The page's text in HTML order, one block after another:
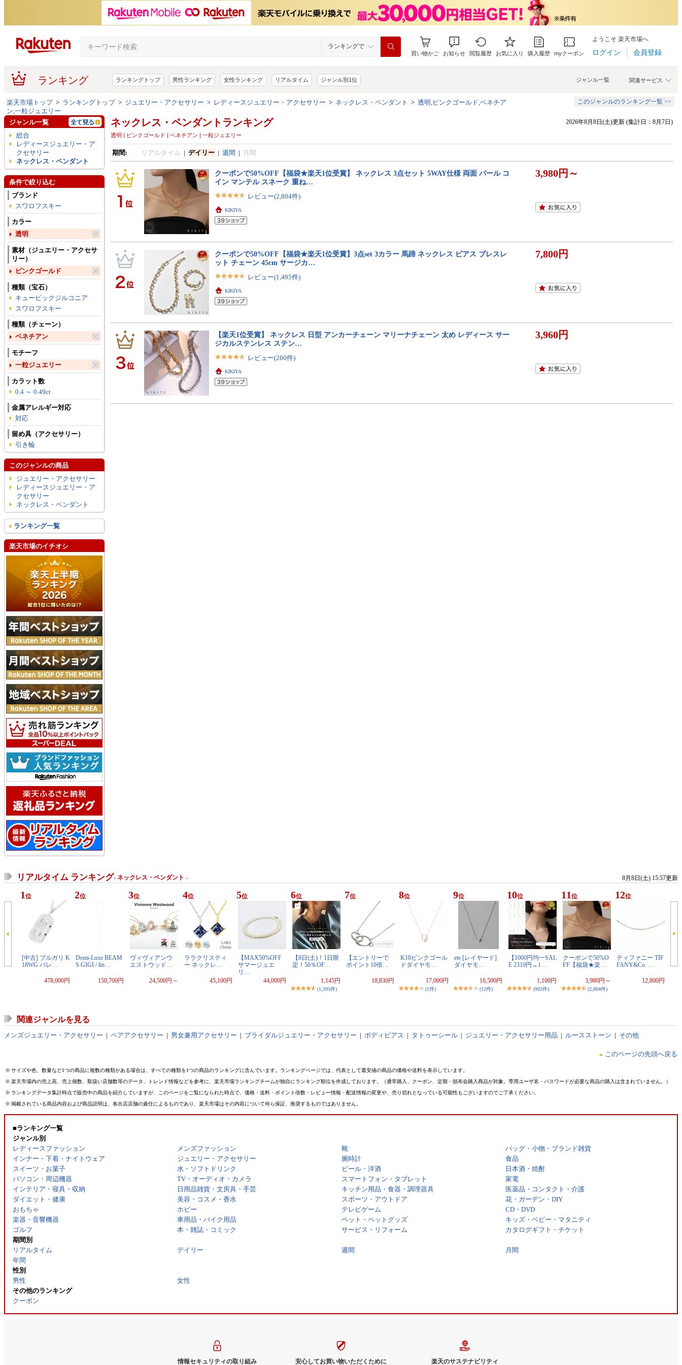
ランキングで
買い物かご お知らせ 閲覧履歴 お気に入り 購入履歴 myクーポン
ようこそ 楽天市場へ
ログイン 会員登録
ランキング 関連サービス
ジャンル一覧
ランキングトップ 男性ランキング 女性ランキング リアルタイム ジャンル別1位
楽天市場トップ> ランキングトップ> ジュエリー・アクセサリー > レディースジュエリー・アクセサリー > ネックレス・ペンダント > 透明,ピンクゴールド,ベネチア
ン,一粒ジュエリー
このジャンルのランキング一覧 >>
ネックレス・ペンダントランキング
透明 | ピンクゴールド | ベネチアン | 一粒ジュエリー
2026年8月8日(土)更新 (集計日：8月7日)
期間: リアルタイム | デイリー| 週間 | 月間
クーポンで50%OFF【福袋★楽天1位受賞】 ネックレス 3点セット 5WAY仕様 両面 パール コ
イン マンテル スネーク 重ね…
レビュー(2,804件)
KIKIYA
3,980円～
クーポンで50%OFF【福袋★楽天1位受賞】3点set 3カラー 馬蹄 ネックレス ピアス ブレスレ
ット チェーン 45cm サージカ…
レビュー(1,495件)
KIKIYA
7,800円
【楽天1位受賞】 ネックレス 日型 アンカーチェーン マリーナチェーン 太め レディース サー
ジカルステンレス ステン…
レビュー(260件)
KIKIYA
3,960円
ジャンル一覧
総合
レディースジュエリー・ア
クセサリー
ネックレス・ペンダント
条件で絞り込む
ブランド
スワロフスキー
カラー
透明
素材（ジュエリー・アクセサ
リー）
ピンクゴールド
種類（宝石）
キュービックジルコニア
スワロフスキー
種類（チェーン）
ベネチアン
モチーフ
一粒ジュエリー
カラット数
0.4 ～ 0.49ct
金属アレルギー対応
対応
留め具（アクセサリー）
引き輪
このジャンルの商品
ジュエリー・アクセサリー
レディースジュエリー・ア
クセサリー
ネックレス・ペンダント
ランキング一覧
楽天市場のイチオシ
リアルタイム ランキング- ネックレス・ペンダント - 8月8日(土) 15:57更新
1 位
[中古] ブルガリ K
18WG パレ…
478,000円
2位
Demi-Luxe BEAM
S GIGI / lin…
150,700円
3位
ヴィヴィアンウ
エストウッド…
24,500円～
4位
ララクリスティ
ー ネックレ…
45,100円
5位
【MAX50%OFF
サマージュエ
リ…
44,000円
6位
【8日(土)！1日限
定！50％OF…
1,145円
(1,395件)
7位
【エントリーで
ポイント10倍…
18,830円
8位
K10ピンクゴール
ドダイヤモ…
17,000円
(1件)
9位
ete [レイヤード]
ダイヤモ…
16,500円
(12件)
10位
【1000円均一SAL
E 2310円→1…
1,100円
(902件)
11 位
クーポンで50%O
FF【福袋★楽…
3,980円～
(2,804件)
12位
ティファニー TIF
FANY&Co. …
12,800円
関連ジャンルを見る
メンズジュエリー・アクセサリー | ペアアクセサリー | 男女兼用アクセサリー | ブライダルジュエリー・アクセサリー | ボディピアス | タトゥーシール | ジュエリー・アクセサリー用品 | ルースストーン | その他
このページの先頭へ戻る
※ サイズや色、数量など1つの商品に複数の種類がある場合は、すべての種類を1つの商品のランキングに含んでいます。ランキングページでは、代表として最安値の商品の価格や送料を表示しています。
※ 楽天市場内の売上高、売上個数、取扱い店舗数等のデータ、トレンド情報などを参考に、楽天市場ランキングチームが独自にランキング順位を作成しております。（通常購入、クーポン、定期・頒布会購入商品が対象。専用ユーザ名・パスワードが必要な商品の購入は含まれていません。）
※ ランキングデータ集計時点で販売中の商品を紹介していますが、このページをご覧になられた時点で、価格・送料・ポイント倍数・レビュー情報・配送情報の変更や、売り切れとなっている可能性もございますのでご了承ください。
※ 掲載されている商品内容および商品説明は、各出店店舗の責任によるものであり、楽天市場はその内容について何ら保証、推奨するものではありません。
■ランキング一覧
ジャンル別
レディースファッション
メンズファッション 靴
バッグ・小物・ブランド雑貨
インナー・下着・ナイトウェア
ジュエリー・アクセサリー 腕時計
食品
スイーツ・お菓子
水・ソフトドリンク ビール・洋酒
日本酒・焼酎
パソコン・周辺機器
TV・オーディオ・カメラ スマートフォン・タブレット
家電
インテリア・寝具・収納
日用品雑貨・文房具・手芸 キッチン用品・食器・調理器具
医薬品・コンタクト・介護
ダイエット・健康
美容・コスメ・香水 スポーツ・アウトドア
花・ガーデン・DIY
おもちゃ
ホビー テレビゲーム
CD・DVD
楽器・音響機器
車用品・バイク用品 ペット・ペットグッズ
キッズ・ベビー・マタニティ
ゴルフ
本・雑誌・コミック サービス・リフォーム
カタログギフト・チケット
期間別
リアルタイム
デイリー 週間
月間
年間
性別
男性
女性
その他のランキング
クーポン
情報セキュリティの取り組み 安心してお買い物いただくために 楽天のサステナビリティ